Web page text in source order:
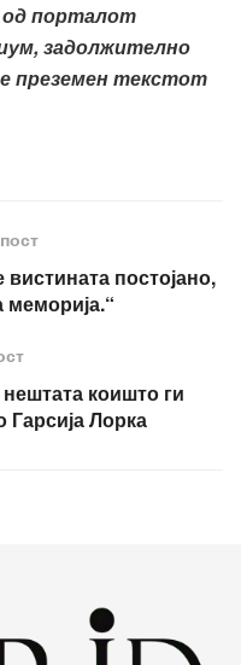
од порталот
задолжително
преземен текстот
вистината постојано,
меморија.“
коишто ги
Лорка